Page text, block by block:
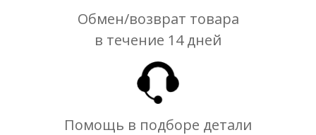
Обмен/возврат товара
в течение 14 дней
Помощь в подборе детали